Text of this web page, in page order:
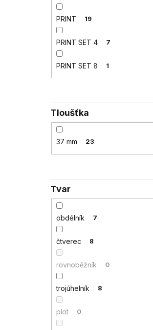
PRINT 19
PRINT SET 4 7
PRINT SET 8 1
Tloušťka
37 mm 23
Tvar
obdélník 7
čtverec 8
rovnoběžník 0
trojúhelník 8
plot 0